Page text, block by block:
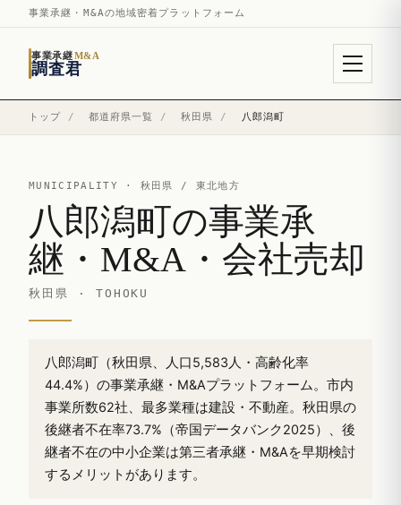
事業承継・M&Aの地域密着プラットフォーム
事業承継M&A
調査君
トップ / 都道府県一覧 / 秋田県 / 八郎潟町
MUNICIPALITY · 秋田県 / 東北地方
八郎潟町の事業承
継・M&A・会社売却
秋田県 · TOHOKU
八郎潟町（秋田県、人口5,583人・高齢化率
44.4%）の事業承継・M&Aプラットフォーム。市内
事業所数62社、最多業種は建設・不動産。秋田県の
後継者不在率73.7%（帝国データバンク2025）、後
継者不在の中小企業は第三者承継・M&Aを早期検討
するメリットがあります。